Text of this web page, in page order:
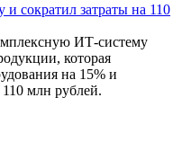
сократил затраты на 110
ИТ-систему
которая
на 15% и
млн рублей.